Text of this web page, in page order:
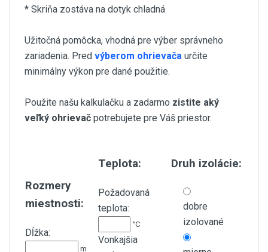
* Skriňa zostáva na dotyk chladná
Užitočná pomôcka, vhodná pre výber správneho
zariadenia. Pred výberom ohrievača určite
minimálny výkon pre dané použitie.
Použite našu kalkulačku a zadarmo zistite aký
veľký ohrievač potrebujete pre Váš priestor.
Rozmery
miestnosti:
Dĺžka:
m
Teplota:
Požadovaná
teplota:
°C
Vonkajšia
Druh izolácie:
dobre
izolované